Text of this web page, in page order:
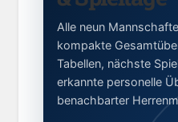
Alle neun
kompakte
Tabellen, nächste
erkannte personelle
benachbarter